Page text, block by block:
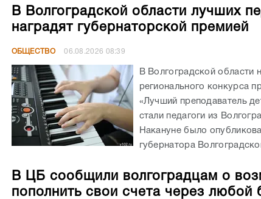
В Волгоградской области лучших
наградят губернаторской премией
ОБЩЕСТВО 06.08.2026 08:39
В Волгоградской области
регионального конкурса
«Лучший преподаватель
стали педагоги из
Накануне было
губернатора
В ЦБ сообщили волгоградцам о
пополнить свои счета через любой